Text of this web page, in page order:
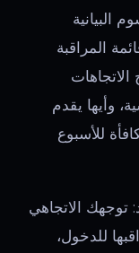
البيانية
الأدوات الـ 10-15 في قائمة المراقبة
وأيها يقدم
للأسبوع
توجهك الاتجاهي
للدخول،